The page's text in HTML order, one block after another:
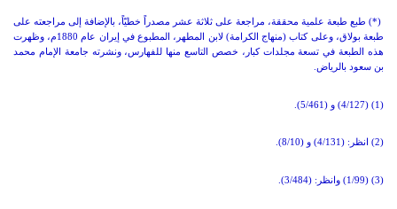
(*) طبع طبعة علمية محققة، مراجعة على ثلاثة عشر مصدراً خطيّاً، بالإضافة إلى مراجعته على
طبعة بولاق، وعلى كتاب (منهاج الكرامة) لابن المطهر، المطبوع في إيران عام 1880م، وظهرت
هذه الطبعة في تسعة مجلدات كبار، خصص التاسع منها للفهارس، ونشرته جامعة الإمام محمد
بن سعود بالرياض.
(1) (4/127) و (5/461).
(2) انظر: (4/131) و (8/10).
(3) (1/99) وانظر: (3/484).